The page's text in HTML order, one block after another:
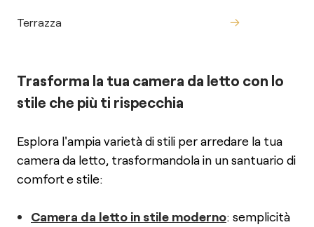
Terrazza
Trasforma la tua camera da letto con lo
stile che più ti rispecchia
Esplora l'ampia varietà di stili per arredare la tua
camera da letto, trasformandola in un santuario di
comfort e stile:
Camera da letto in stile moderno: semplicità